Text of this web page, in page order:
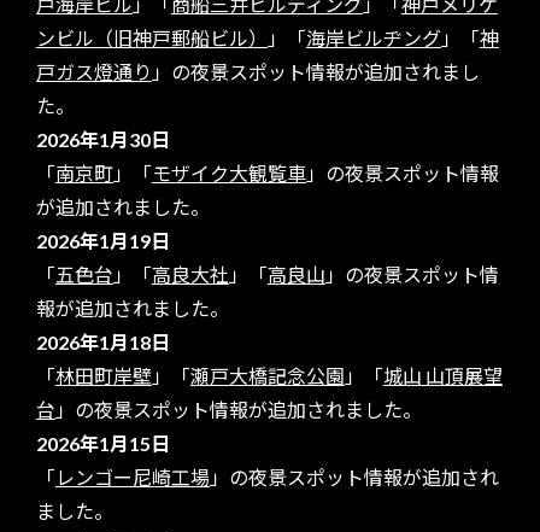
ンビル（旧神戸郵船ビル）
」「海岸ビルヂング」「神
戸ガス燈通り 」の夜景スポット情報が追加されまし
た。
2026年1月30日
「南京町」「モザイク大観覧車」の夜景スポット情報
が追加されました。
2026年1月19日
「五色台 」「高良大社 」「高良山 」の夜景スポット情
報が追加されました。
2026年1月18日
「林田町岸壁」「瀬戸大橋記念公園 」「城山 山頂展望
台 」の夜景スポット情報が追加されました。
2026年1月15日
「 レンゴー尼崎工場 」の夜景スポット情報が追加され
ました。